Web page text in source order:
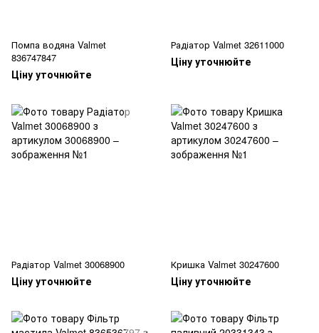
Помпа водяна Valmet
836747847
Ціну уточнюйте
Радіатор Valmet 32611000
Ціну уточнюйте
Радіатор Valmet 30068900
Ціну уточнюйте
Кришка Valmet 30247600
Ціну уточнюйте